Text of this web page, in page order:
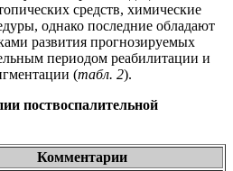
средств, химические
однако последние обладают
развития прогнозируемых
периодом реабилитации и
(табл. 2).
поствоспалительной
Комментарии